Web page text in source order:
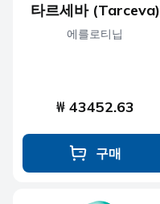
타르세바 (Tarceva)
에를로티닙
₩ 43452.63
구매